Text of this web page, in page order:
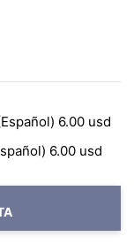
alguna
con el
número:(+53)
correo:
6.00 usd
6.00 usd